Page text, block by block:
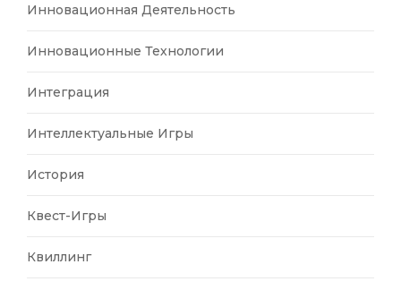
Инновационная Деятельность
Инновационные Технологии
Интеграция
Интеллектуальные Игры
История
Квест-Игры
Квиллинг